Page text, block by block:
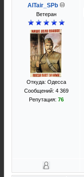
AlTair_SPb
Ветеран
Откуда: Одесса
Сообщений: 4 369
Репутация: 76